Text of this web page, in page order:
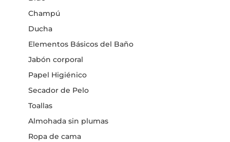
Champú
Ducha
Elementos Básicos del Baño
Jabón corporal
Papel Higiénico
Secador de Pelo
Toallas
Almohada sin plumas
Ropa de cama